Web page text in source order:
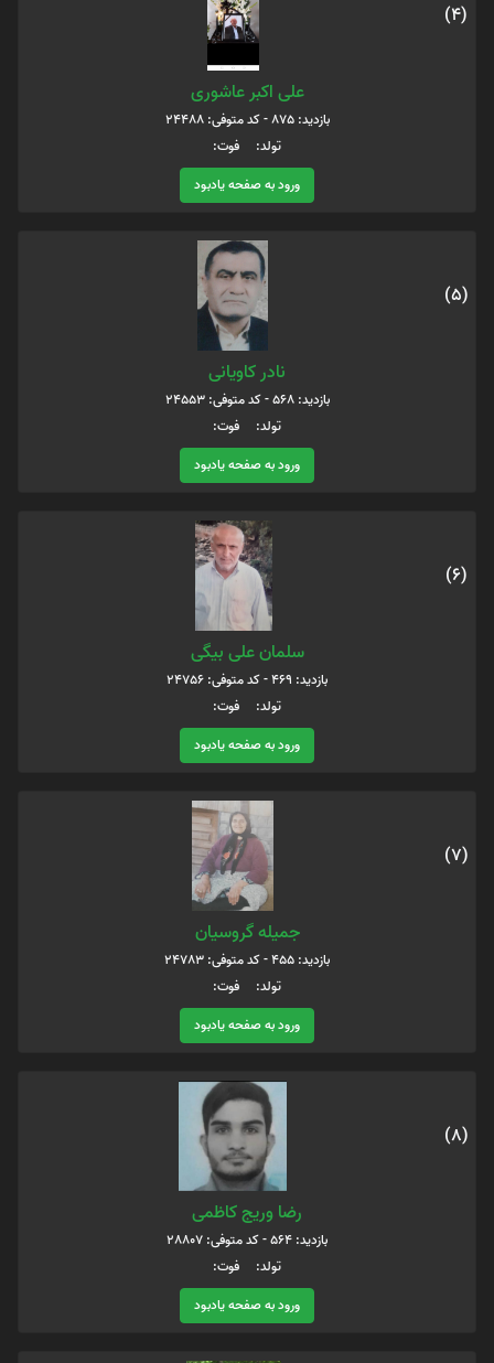
(4)
علی اکبر عاشوری
بازدید: 875 - کد متوفی: 24488
تولد: فوت:
ورود به صفحه یادبود
(5)
نادر کاویانی
بازدید: 568 - کد متوفی: 24553
تولد: فوت:
ورود به صفحه یادبود
(6)
سلمان علی بیگی
بازدید: 469 - کد متوفی: 24756
تولد: فوت:
ورود به صفحه یادبود
(7)
جمیله گروسیان
بازدید: 455 - کد متوفی: 24783
تولد: فوت:
ورود به صفحه یادبود
(8)
رضا وریج کاظمی
بازدید: 564 - کد متوفی: 28807
تولد: فوت:
ورود به صفحه یادبود